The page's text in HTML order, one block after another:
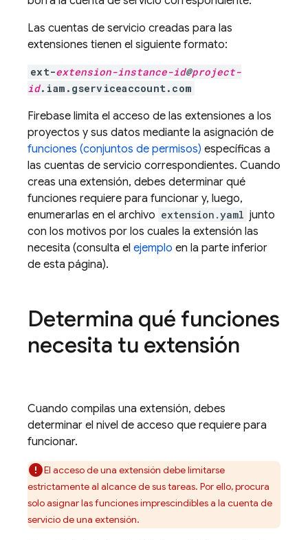
Las cuentas de servicio creadas para las
extensiones tienen el siguiente formato:
ext-extension-instance-id@project-
id.iam.gserviceaccount.com
Firebase limita el acceso de las extensiones a los
proyectos y sus datos mediante la asignación de
funciones (conjuntos de permisos) específicas a
las cuentas de servicio correspondientes. Cuando
creas una extensión, debes determinar qué
funciones requiere para funcionar y, luego,
enumerarlas en el archivo extension.yaml junto
con los motivos por los cuales la extensión las
necesita (consulta el ejemplo en la parte inferior
de esta página).
Determina qué funciones
necesita tu extensión
Cuando compilas una extensión, debes
determinar el nivel de acceso que requiere para
funcionar.
El acceso de una extensión debe limitarse
estrictamente al alcance de sus tareas. Por ello, procura
solo asignar las funciones imprescindibles a la cuenta de
servicio de una extensión.